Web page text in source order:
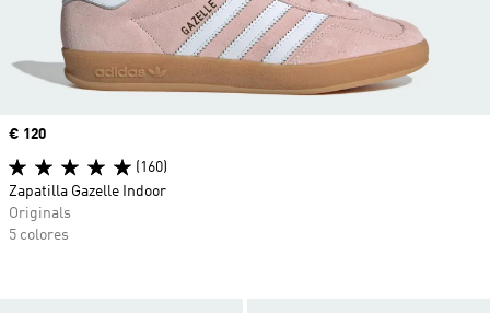
Precio
€ 120
(160)
Zapatilla Gazelle Indoor
Originals
5 colores